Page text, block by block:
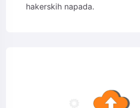
hakerskih napada.